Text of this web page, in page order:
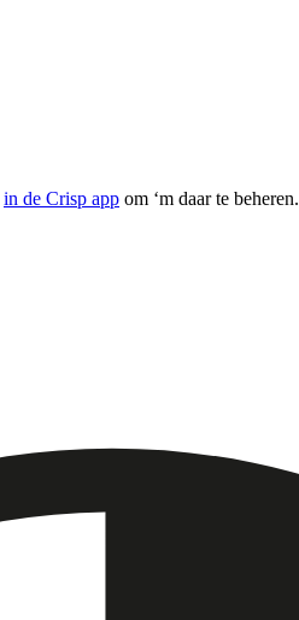
in de Crisp app om ‘m daar te beheren.